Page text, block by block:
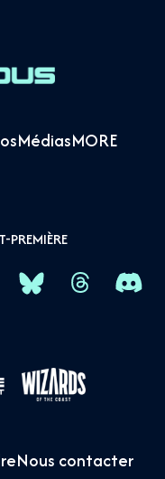
MédiasMORE
PREMIÈRE
Nous contacter